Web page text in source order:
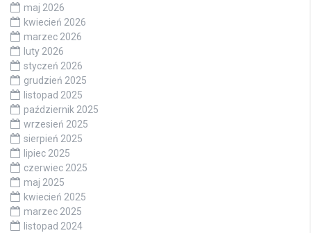
maj 2026
kwiecień 2026
marzec 2026
luty 2026
styczeń 2026
grudzień 2025
listopad 2025
październik 2025
wrzesień 2025
sierpień 2025
lipiec 2025
czerwiec 2025
maj 2025
kwiecień 2025
marzec 2025
listopad 2024